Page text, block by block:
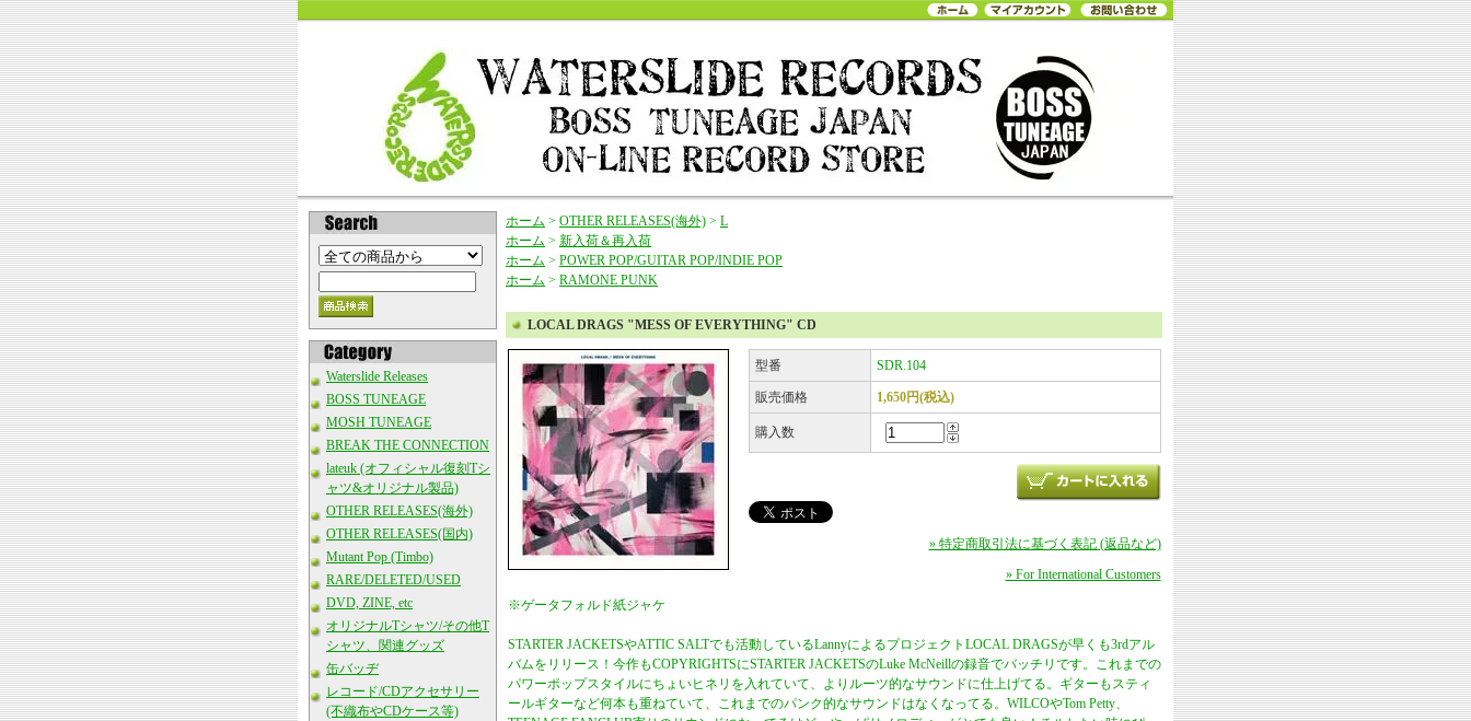
Waterslide Releases
BOSS TUNEAGE
MOSH TUNEAGE
BREAK THE CONNECTION
lateuk (オフィシャル復刻Tシ
ャツ&オリジナル製品)
OTHER RELEASES(海外)
OTHER RELEASES(国内)
Mutant Pop (Timbo)
RARE/DELETED/USED
DVD, ZINE, etc
オリジナルTシャツ/その他T
シャツ、関連グッズ
缶バッヂ
レコード/CDアクセサリー
(不織布やCDケース等)
ホーム > OTHER RELEASES(海外) > L
ホーム > 新入荷＆再入荷
ホーム > POWER POP/GUITAR POP/INDIE POP
ホーム > RAMONE PUNK
LOCAL DRAGS "MESS OF EVERYTHING" CD
型番 SDR.104
販売価格 1,650円(税込)
購入数
» 特定商取引法に基づく表記 (返品など)
» For International Customers
※ゲータフォルド紙ジャケ
STARTER JACKETSやATTIC SALTでも活動しているLannyによるプロジェクトLOCAL DRAGSが早くも3rdアル
バムをリリース！今作もCOPYRIGHTSにSTARTER JACKETSのLuke McNeillの録音でバッチリです。これまでの
パワーポップスタイルにちょいヒネリを入れていて、よりルーツ的なサウンドに仕上げてる。ギターもスティ
ールギターなど何本も重ねていて、これまでのパンク的なサウンドはなくなってる。WILCOやTom Petty、